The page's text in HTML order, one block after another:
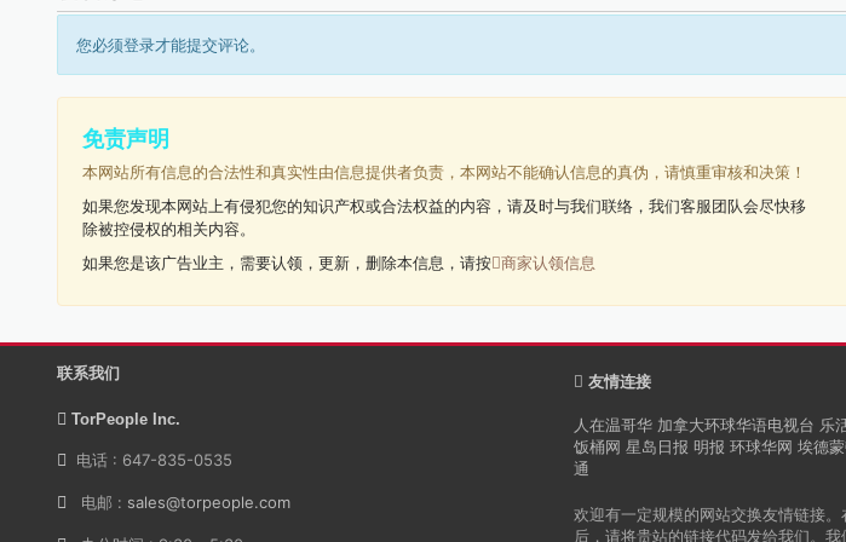
您必须登录才能提交评论。
免责声明
本网站所有信息的合法性和真实性由信息提供者负责，本网站不能确认信息的真伪，请慎重审核和决策！
如果您发现本网站上有侵犯您的知识产权或合法权益的内容，请及时与我们联络，我们客服团队会尽快移
除被控侵权的相关内容。
如果您是该广告业主，需要认领，更新，删除本信息，请按 商家认领信息
联系我们
TorPeople Inc.
电话 : 647-835-0535
电邮 : sales@torpeople.com
友情连接
人在温哥华 加拿大环球华语电视台 乐
饭桶网 星岛日报 明报 环球华网 埃德
通
欢迎有一定规模的网站交换友情链接
后，请将贵站的链接代码发给我们。我